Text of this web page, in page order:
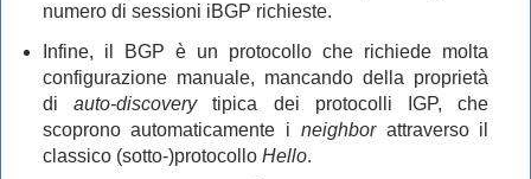
numero di sessioni iBGP richieste.
Infine, il BGP è un protocollo che richiede molta
configurazione manuale, mancando della proprietà
di auto-discoverytipica dei protocolli IGP, che
scoprono automaticamente i neighbor attraverso il
classico (sotto-)protocollo Hello.